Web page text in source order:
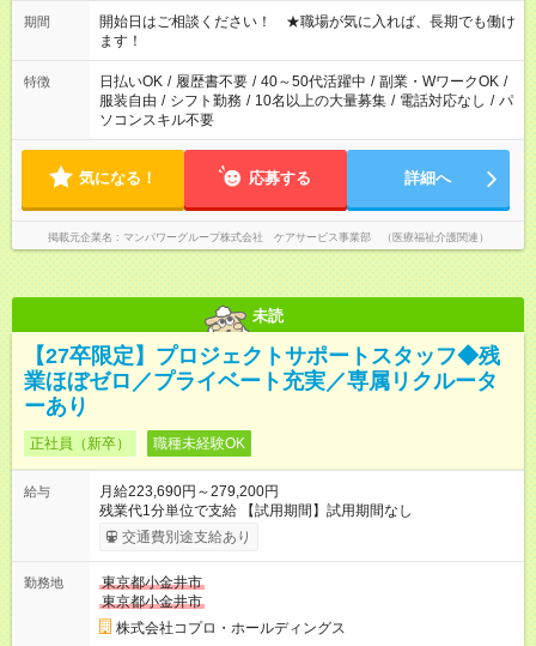
週40時間超の就業はご案内できません ※法令に基づき、週20時
間以上勤務は社会保険への加入対象となります ※労働者派遣法
（日雇い派遣の原則禁止）により、短時間・短期間の就業はご
案内が難しい場合があります
期間
開始日はご相談ください！ ★職場が気に入れば、長期でも働け
ます！
特徴 日払いOK / 履歴書不要 / 40～50代活躍中 / 副業・WワークOK /
服装自由 / シフト勤務 / 10名以上の大量募集 / 電話対応なし / パ
ソコンスキル不要
気になる！ 応募する 詳細へ
掲載元企業名 マンパワーグループ株式会社 ケアサービス事業部 （医療福祉介護関連）
未読
【27卒限定】プロジェクトサポートスタッフ◆残
業ほぼゼロ／プライベート充実／専属リクルータ
ーあり
正社員（新卒） 職種未経験OK
給与
月給223,690円～279,200円
残業代1分単位で支給 【試用期間】試用期間なし
交通費別途支給あり
勤務地
東京都小金井市
東京都小金井市
株式会社コプロ・ホールディングス